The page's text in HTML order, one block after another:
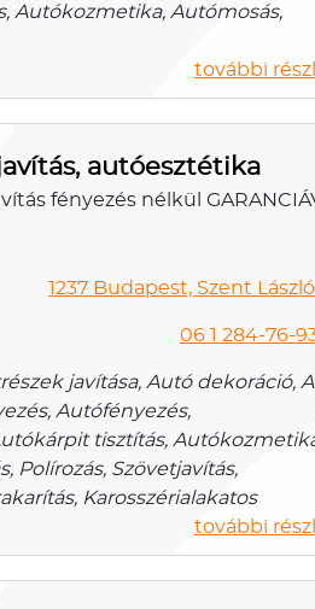
Autókozmetika, Autómosás,
további
autóesztétika
fényezés nélkül
1237 Budapest, Szent László
06 1 284-76-
javítása, Autó dekoráció,
Autófényezés,
tisztítás,
Polírozás, Szövetjavítás,
Karosszérialakatos
további